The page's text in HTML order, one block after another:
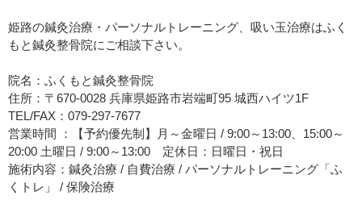
姫路の鍼灸治療・パーソナルトレーニング、吸い玉治療はふく
もと鍼灸整骨院にご相談下さい。
院名：ふくもと鍼灸整骨院
住所：〒670-0028 兵庫県姫路市岩端町95 城西ハイツ1F
TEL/FAX：079-297-7677
営業時間 ：【予約優先制】月～金曜日 / 9:00～13:00、15:00～
20:00 土曜日 / 9:00～13:00 定休日：日曜日・祝日
施術内容：鍼灸治療 / 自費治療 / パーソナルトレーニング「ふ
くトレ」 / 保険治療